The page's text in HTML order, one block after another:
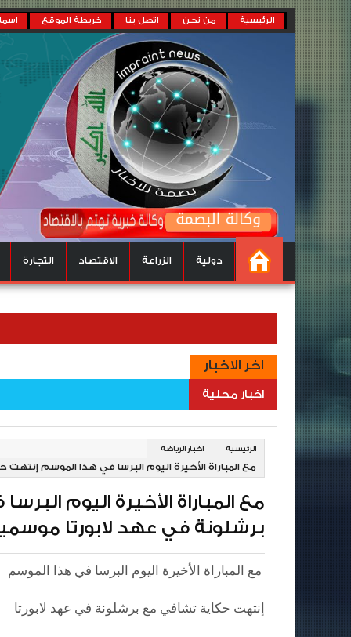
الرئيسية من نحن اتصل بنا خريطة الموقع
دولية الزراعة الاقتصاد التجارة
اخر الاخبار
اخبار محلية
الرئيسية اخبار الرياضة
مع المباراة الأخيرة اليوم البرسا في هذا الموسم
مع المباراة الأخيرة اليوم
برشلونة في عهد لابورتا
إنتهت حكاية تشافي مع برشلونة في عهد لابورتا